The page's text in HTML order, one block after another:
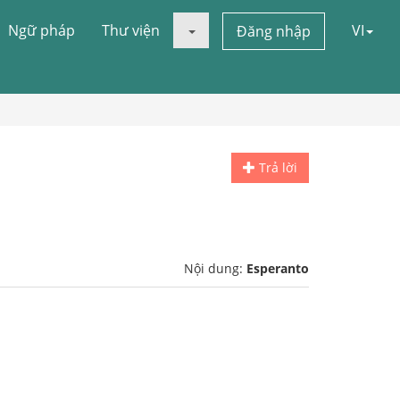
Ngữ pháp Thư viện Đăng nhập VI
Trả lời
Nội dung: Esperanto